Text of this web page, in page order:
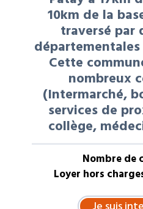
10km de la
traversé par
départementales
Cette
nombreux
(Intermarché,
services de
collège,
Nombre de
Loyer hors